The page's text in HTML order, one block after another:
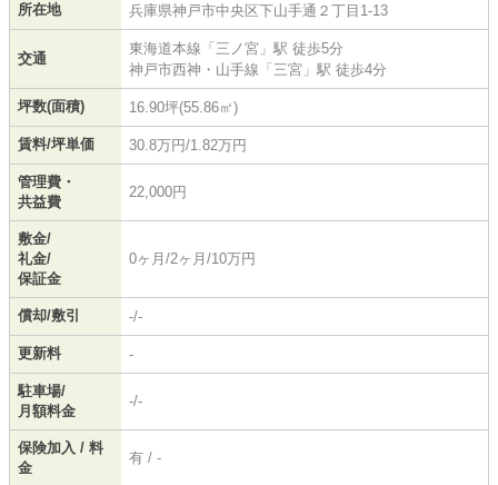
所在地 兵庫県神戸市中央区下山手通 ２丁目1-13
交通
東海道本線 「 三ノ宮 」駅 徒歩5分
神戸市西神・山手線 「 三宮 」駅 徒歩4分
坪数(面積) 16.90坪(55.86㎡)
賃料/坪単価 30.8万円/1.82万円
管理費・
共益費
22,000円
敷金/
礼金/
保証金
0ヶ月/2ヶ月/10万円
償却/敷引 -/-
更新料 -
駐車場/
月額料金
-/-
保険加入 / 料
金
有 / -